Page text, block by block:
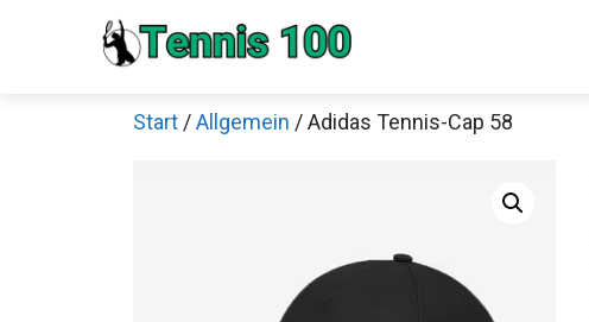
Start /Allgemein / Adidas Tennis-Cap 58